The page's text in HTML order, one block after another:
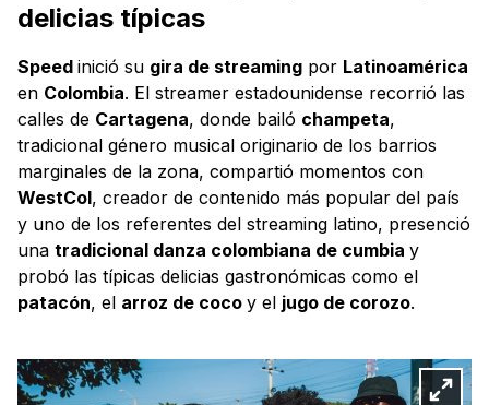
delicias típicas
Speed inició su gira de streaming por Latinoamérica
en Colombia. El streamer estadounidense recorrió las
calles de Cartagena, donde bailó champeta,
tradicional género musical originario de los barrios
marginales de la zona, compartió momentos con
WestCol, creador de contenido más popular del país
y uno de los referentes del streaming latino, presenció
una tradicional danza colombiana de cumbia y
probó las típicas delicias gastronómicas como el
patacón, el arroz de coco y el jugo de corozo.